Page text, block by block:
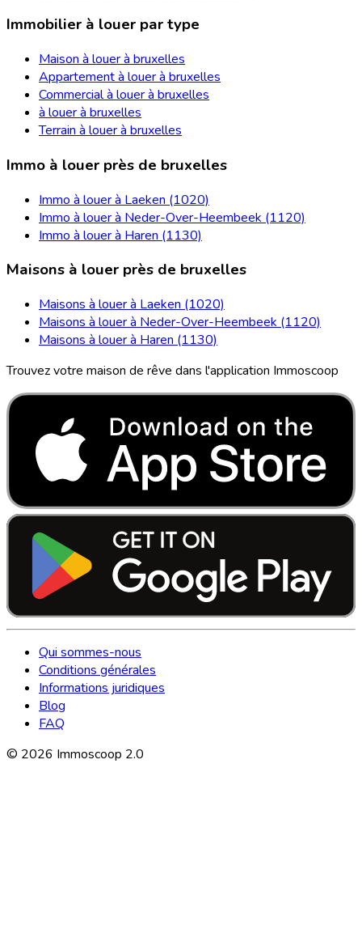
Immobilier à louer par type
Maison à louer à bruxelles
Appartement à louer à bruxelles
Commercial à louer à bruxelles
à louer à bruxelles
Terrain à louer à bruxelles
Immo à louer près de bruxelles
Immo à louer à Laeken (1020)
Immo à louer à Neder-Over-Heembeek (1120)
Immo à louer à Haren (1130)
Maisons à louer près de bruxelles
Maisons à louer à Laeken (1020)
Maisons à louer à Neder-Over-Heembeek (1120)
Maisons à louer à Haren (1130)
Trouvez votre maison de rêve dans l'application Immoscoop
Qui sommes-nous
Conditions générales
Informations juridiques
Blog
FAQ
© 2026 Immoscoop 2.0